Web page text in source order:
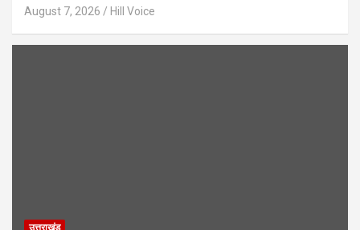
August 7, 2026 Hill Voice
उत्तराखंड